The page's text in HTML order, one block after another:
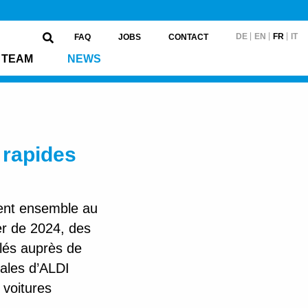
TEAM NEWS
FAQ JOBS CONTACT DE EN FR IT
ensemble au
de 2024, des
auprès de
d’ALDI
voitures